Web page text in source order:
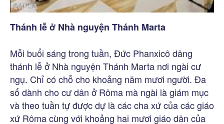
Thánh lễ ở Nhà nguyện Thánh Marta
Mỗi buổi sáng trong tuần, Đức Phanxicô dâng
thánh lễ ở Nhà nguyện Thánh Marta nơi ngài cư
ngụ. Chỉ có chỗ cho khoảng năm mươi người. Đa
số dành cho cư dân ở Rôma mà ngài là giám mục
và theo tuần tự được dự là các cha xứ của các giáo
xứ Rôma cùng với khoảng hai mươi giáo dân của